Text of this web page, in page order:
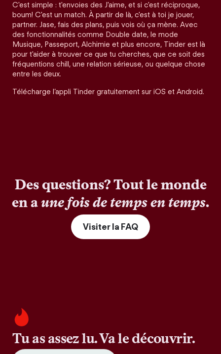
C'est simple : t'envoies des J'aime, et si c'est réciproque,
boum! C'est un match. À partir de là, c'est à toi je jouer,
partner. Jase, fais des plans, puis vois où ça mène. Avec
des fonctionnalités comme Double date, le mode
Musique, Passeport, Alchimie et plus encore, Tinder est là
pour t'aider à trouver ce que tu cherches, que ce soit des
fréquentions chill, une relation sérieuse, ou quelque chose
entre les deux.
Télécharge l’appli Tinder gratuitement sur iOS et Android.
Des questions? Tout le monde
en aune fois de temps en temps.
Visiter la FAQ
Tu as assez lu. Va le découvrir.